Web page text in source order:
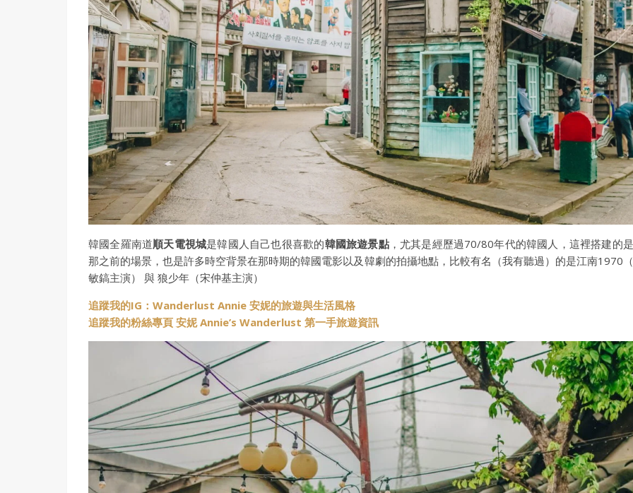
韓國全羅南道順天電視城是韓國人自己也很喜歡的韓國旅遊景點，尤其是經歷過70/80年代的韓國人，這裡搭建的
那之前的場景，也是許多時空背景在那時期的韓國電影以及韓劇的拍攝地點，比較有名（我有聽過）的是江南1970
敏鎬主演） 與 狼少年（宋仲基主演）
追蹤我的IG：Wanderlust Annie 安妮的旅遊與生活風格
追蹤我的粉絲專頁 安妮 Annie’s Wanderlust 第一手旅遊資訊